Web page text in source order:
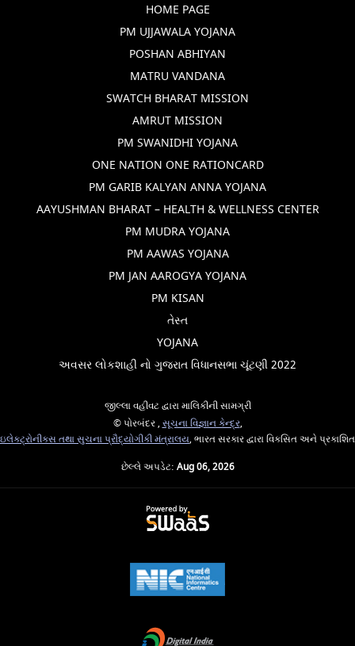
HOME PAGE
PM UJJAWALA YOJANA
POSHAN ABHIYAN
MATRU VANDANA
SWATCH BHARAT MISSION
AMRUT MISSION
PM SWANIDHI YOJANA
ONE NATION ONE RATIONCARD
PM GARIB KALYAN ANNA YOJANA
AAYUSHMAN BHARAT – HEALTH & WELLNESS CENTER
PM MUDRA YOJANA
PM AAWAS YOJANA
PM JAN AAROGYA YOJANA
PM KISAN
તેસ્ત
YOJANA
અવસર લોકશાહી નો ગુજરાત વિધાનસભા ચૂંટણી 2022
જીલ્લા વહીવટ દ્વારા માલિકીની સામગ્રી
© પોરબંદર ,સૂચના વિજ્ઞાન કેન્દ્ર,
ઇલેક્ટ્રોનીક્સ તથા સુચના પ્રૌદ્યોગીકી મંત્રાલય, ભારત સરકાર દ્વારા વિકસિત અને પ્રકાશિત
છેલ્લે અપડેટ: Aug 06, 2026